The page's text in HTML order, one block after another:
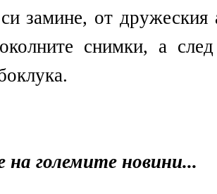
замине, от дружеския
снимки, а
на големите новини...